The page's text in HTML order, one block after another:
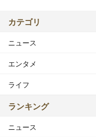
カテゴリ
ニュース
エンタメ
ライフ
ランキング
ニュース